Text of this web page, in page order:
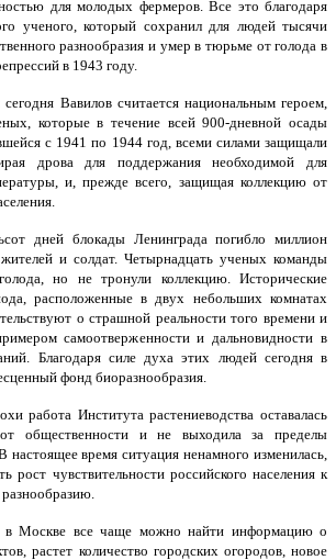
для молодых фермеров. Все это благодаря
ученого, который сохранил для людей тысячи
разнообразия и умер в тюрьме от голода в
в 1943 году.
Вавилов считается национальным героем,
которые в течение всей 900-дневной осады
с 1941 по 1944 год, всеми силами защищали
дрова для поддержания необходимой для
и, прежде всего, защищая коллекцию от
дней блокады Ленинграда погибло миллион
и солдат. Четырнадцать ученых команды
но не тронули коллекцию. Исторические
расположенные в двух небольших комнатах
о страшной реальности того времени и
самоотверженности и дальновидности в
Благодаря силе духа этих людей сегодня в
фонд биоразнообразия.
работа Института растениеводства оставалась
общественности и не выходила за пределы
настоящее время ситуация ненамного изменилась,
рост чувствительности российского населения к
в Москве все чаще можно найти информацию о
растет количество городских огородов, новое